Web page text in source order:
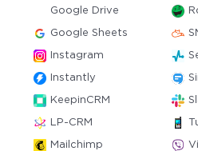
Google Drive
Google Sheets
Instagram
Instantly
KeepinCRM
LP-CRM
Mailchimp